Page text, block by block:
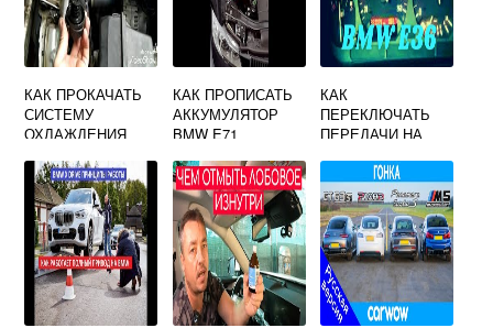
КАК ПРОКАЧАТЬ
СИСТЕМУ
ОХЛАЖДЕНИЯ
КАК ПРОПИСАТЬ
АККУМУЛЯТОР
BMW E71
КАК
ПЕРЕКЛЮЧАТЬ
ПЕРЕДАЧИ НА